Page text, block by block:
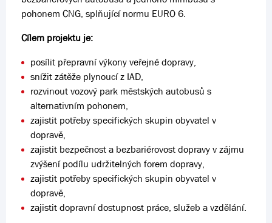
pohonem CNG, splňující normu EURO 6.
Cílem projektu je:
posílit přepravní výkony veřejné dopravy,
snížit zátěže plynoucí z IAD,
rozvinout vozový park městských autobusů s
alternativním pohonem,
zajistit potřeby specifických skupin obyvatel v
dopravě,
zajistit bezpečnost a bezbariérovost dopravy v zájmu
zvýšení podílu udržitelných forem dopravy,
zajistit potřeby specifických skupin obyvatel v
dopravě,
zajistit dopravní dostupnost práce, služeb a vzdělání.